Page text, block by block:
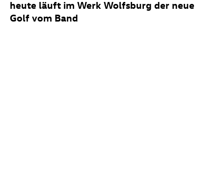
heute läuft im Werk Wolfsburg der neue
Golf vom Band